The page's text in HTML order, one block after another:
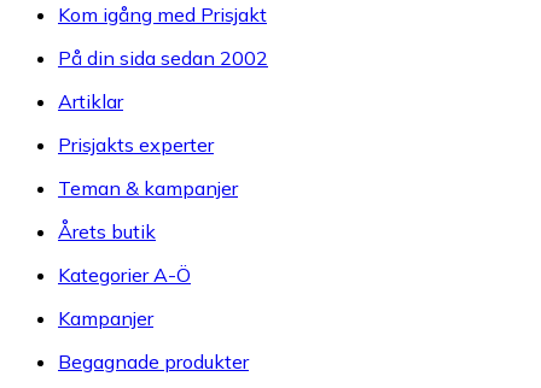
Kom igång med Prisjakt
På din sida sedan 2002
Artiklar
Prisjakts experter
Teman & kampanjer
Årets butik
Kategorier A-Ö
Kampanjer
Begagnade produkter